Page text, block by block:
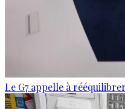
Le G7 appelle à